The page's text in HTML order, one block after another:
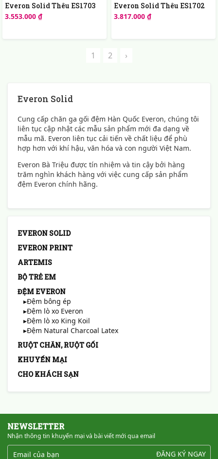
Everon Solid Thêu ES1703
3.553.000 ₫
Everon Solid Thêu ES1702
3.817.000 ₫
1 2 ›
Everon Solid
Cung cấp chăn ga gối đệm Hàn Quốc Everon, chúng tôi
liên tục cập nhật các mẫu sản phẩm mới đa dạng về
mẫu mã. Everon liên tục cải tiến về chất liệu để phù
hợp hơn với khí hậu, văn hóa và con người Việt Nam.
Everon Bà Triệu được tín nhiệm và tin cậy bởi hàng
trăm nghìn khách hàng với việc cung cấp sản phẩm
đệm Everon chính hãng.
EVERON SOLID
EVERON PRINT
ARTEMIS
BỘ TRẺ EM
ĐỆM EVERON
▸Đệm bông ép
▸Đệm lò xo Everon
▸Đệm lò xo King Koil
▸Đệm Natural Charcoal Latex
RUỘT CHĂN, RUỘT GỐI
KHUYẾN MẠI
CHO KHÁCH SẠN
NEWSLETTER
Nhận thông tin khuyến mại và bài viết mới qua email
ĐĂNG KÝ NGAY